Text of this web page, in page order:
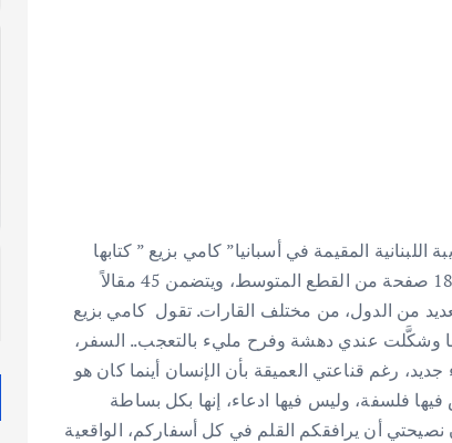
المقيمة في أسبانيا” كامي بزيع ” كتابها
الجديد « امرأة في الغُربة ». الكتاب من أدب الرحلات، ويقع في 180 صفحة من القطع المتوسط، ويتضمن 45 مقالاً
من الدول، من مختلف القارات. تقول كامي بزيع
وشكَّلت عندي دهشة وفرح مليء بالتعجب.. السفر،
رغم قناعتي العميقة بأن الإنسان أينما كان هو
فيها فلسفة، وليس فيها ادعاء، إنها بكل بساطة
نصيحتي أن يرافقكم القلم في كل أسفاركم، الواقعية